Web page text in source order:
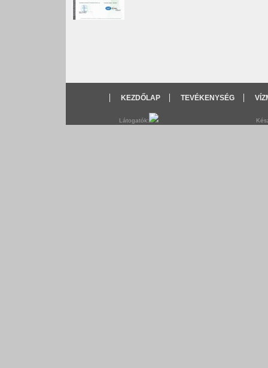
KEZDŐLAP TEVÉKENYSÉG
Látogatók: